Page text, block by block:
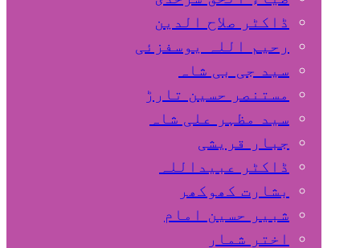
ڈاکٹر صلاح الدین
رحیم اللہ یوسفزئی
سید جی بی شاہ
مستنصر حسین تارڑ
سید مظہر علی شاہ
جبار قریشی
ڈاکٹر عبیداللہ
بشارت کھوکھر
شبیر حسین امام
اختر شمار